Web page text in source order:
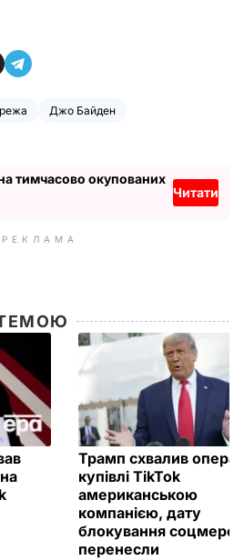
Джо Байден
тимчасово окупованих
Читати
РЕКЛАМА
Трамп схвалив
купівлі TikTok
американською
компанією, дату
блокування
перенесли